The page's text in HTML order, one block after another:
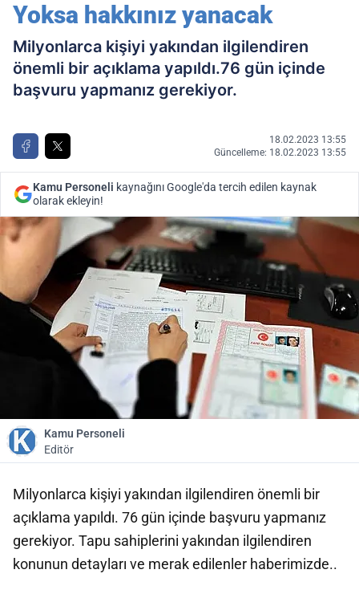
Yoksa hakkınız yanacak
Milyonlarca kişiyi yakından ilgilendiren
önemli bir açıklama yapıldı.76 gün içinde
başvuru yapmanız gerekiyor.
18.02.2023 13:55
Güncelleme: 18.02.2023 13:55
Kamu Personeli kaynağını Google'da tercih edilen kaynak
olarak ekleyin!
Kamu Personeli
Editör
Milyonlarca kişiyi yakından ilgilendiren önemli bir
açıklama yapıldı. 76 gün içinde başvuru yapmanız
gerekiyor. Tapu sahiplerini yakından ilgilendiren
konunun detayları ve merak edilenler haberimizde..